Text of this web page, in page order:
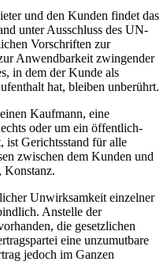
und den Kunden findet das
unter Ausschluss des UN-
Vorschriften zur
Anwendbarkeit zwingender
in dem der Kunde als
hat, bleiben unberührt.
Kaufmann, eine
oder um ein öffentlich-
ist Gerichtsstand für alle
zwischen dem Kunden und
Konstanz.
Unwirksamkeit einzelner
Anstelle der
die gesetzlichen
eine unzumutbare
jedoch im Ganzen